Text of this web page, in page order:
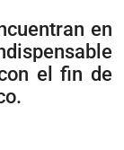
en
el fin de